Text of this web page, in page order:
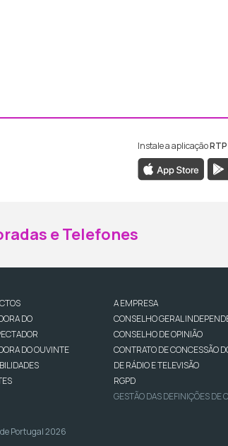
Facebook da RTP
ao Instagram da RTP
Instale a aplicação
e Telefones
DO
DO OUVINTE
A EMPRESA
CONSELHO GERAL
CONSELHO DE OPINIÃO
CONTRATO DE CONCESSÃO
DE RÁDIO E TELEVISÃO
RGPD
GESTÃO DAS DEFINIÇÕES DE
de Portugal 2026